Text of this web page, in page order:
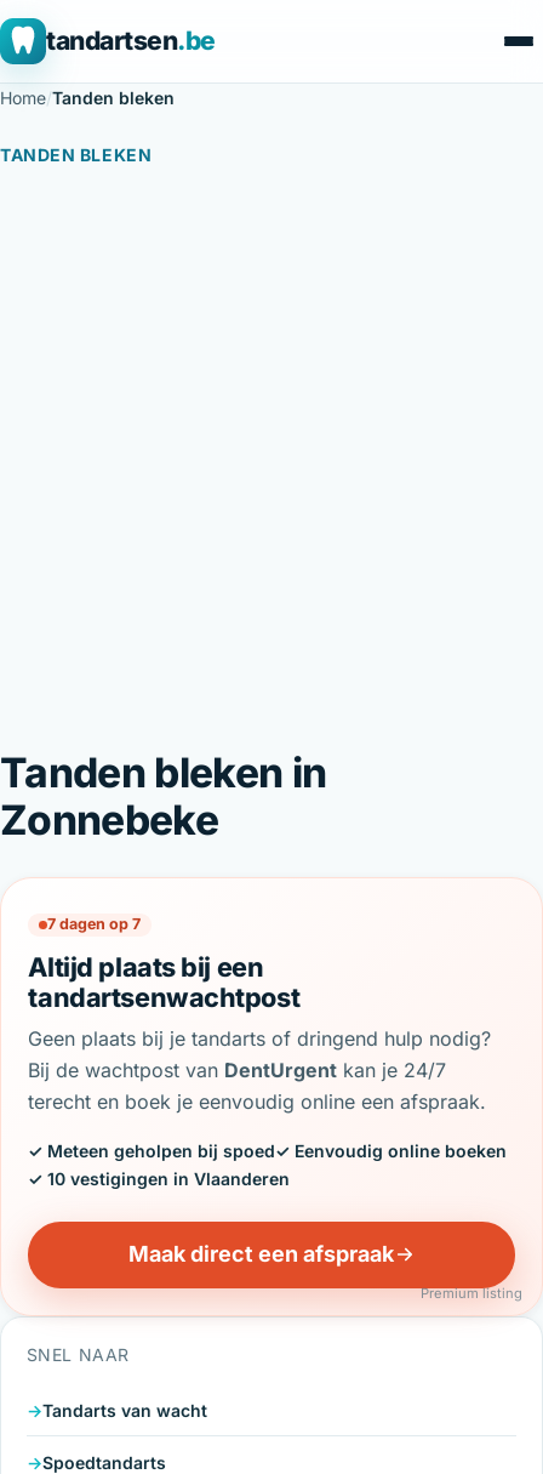
tandartsen.be
Home/Tanden bleken
TANDEN BLEKEN
Tanden bleken in
Zonnebeke
7 dagen op 7
Altijd plaats bij een
tandartsenwachtpost
Geen plaats bij je tandarts of dringend hulp nodig?
Bij de wachtpost van DentUrgent kan je 24/7
terecht en boek je eenvoudig online een afspraak.
✓ Meteen geholpen bij spoed✓ Eenvoudig online boeken
✓ 10 vestigingen in Vlaanderen
Maak direct een afspraak
Premium listing
SNEL NAAR
Tandarts van wacht
Spoedtandarts